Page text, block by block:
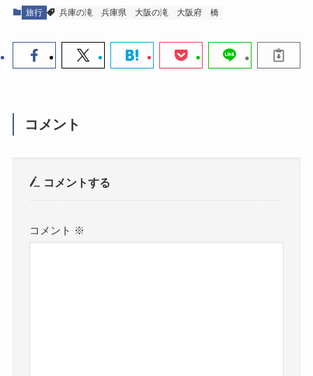
旅行 兵庫の滝 兵庫県 大阪の滝 大阪府 橋
コメント
コメントする
コメント ※